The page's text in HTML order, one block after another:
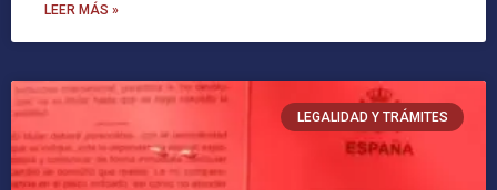
LEER MÁS »
LEGALIDAD Y TRÁMITES